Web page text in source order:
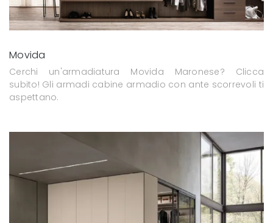
Movida
Cerchi un'armadiatura Movida Maronese? Clicca
subito! Gli armadi cabine armadio con ante scorrevoli ti
aspettano.